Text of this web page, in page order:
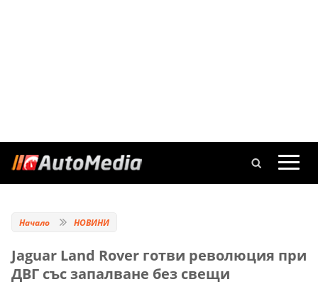
Начало НОВИНИ
Jaguar Land Rover готви революция при
ДВГ със запалване без свещи